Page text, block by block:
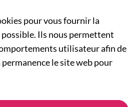
?
pour vous fournir la
Ils nous permettent
utilisateur afin de
le site web pour